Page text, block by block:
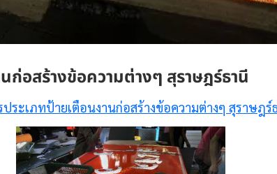
ก่อสร้างข้อความต่างๆ สุราษฎร์ธานี
ประเภทป้ายเตือนงานก่อสร้างข้อความต่างๆ สุราษฎร์